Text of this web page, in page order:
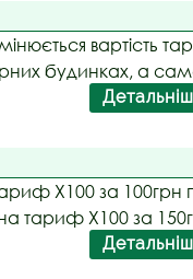
вартість
будинках, а
Х100 за 100грн
Х100 за